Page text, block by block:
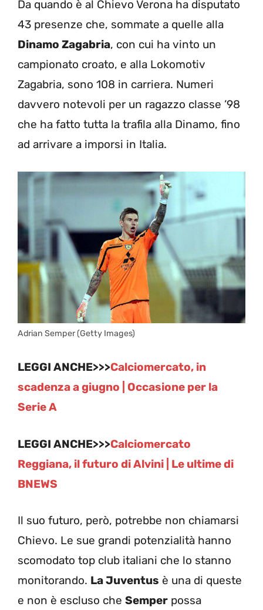
Da quando è al Chievo Verona ha disputato
43 presenze che, sommate a quelle alla
Dinamo Zagabria, con cui ha vinto un
campionato croato, e alla Lokomotiv
Zagabria, sono 108 in carriera. Numeri
davvero notevoli per un ragazzo classe ’98
che ha fatto tutta la trafila alla Dinamo, fino
ad arrivare a imporsi in Italia.
Adrian Semper (Getty Images)
LEGGI ANCHE>>>Calciomercato, in
scadenza a giugno | Occasione per la
Serie A
LEGGI ANCHE>>>Calciomercato
Reggiana, il futuro di Alvini | Le ultime di
BNEWS
Il suo futuro, però, potrebbe non chiamarsi
Chievo. Le sue grandi potenzialità hanno
scomodato top club italiani che lo stanno
monitorando. La Juventus è una di queste
e non è escluso che Semper possa